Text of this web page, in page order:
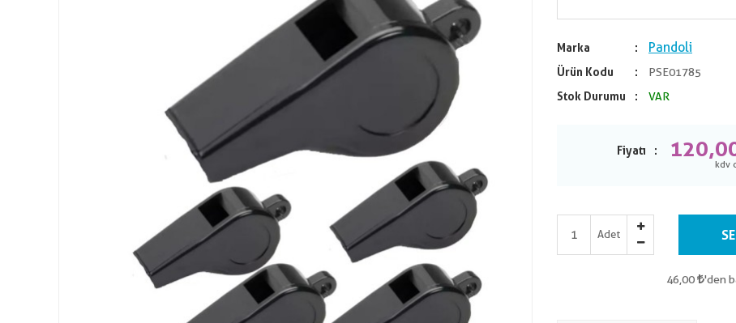
Marka Pandoli
Ürün Kodu
PSE01785
Stok Durumu
VAR
Fiyatı
Adet
46,00 'den